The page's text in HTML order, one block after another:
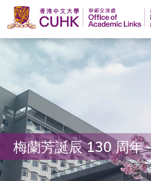
香
港
中
文
大
學
學
梅蘭芳誕辰 130 周年